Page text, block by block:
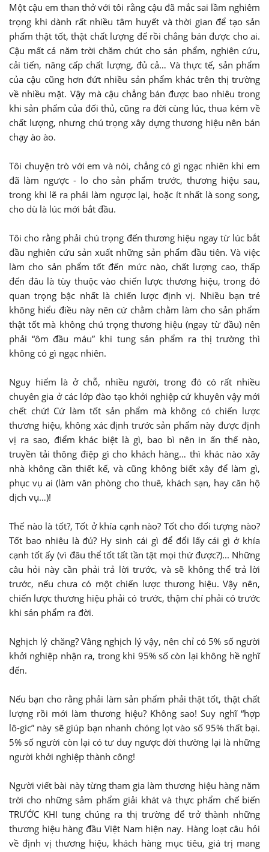
Một cậu em than thở với tôi rằng cậu đã mắc sai lầm nghiêm
trọng khi dành rất nhiều tâm huyết và thời gian để tạo sản
phẩm thật tốt, thật chất lượng để rồi chẳng bán được cho ai.
Cậu mất cả năm trời chăm chút cho sản phẩm, nghiên cứu,
cải tiến, nâng cấp chất lượng, đủ cả… Và thực tế, sản phẩm
của cậu cũng hơn đứt nhiều sản phẩm khác trên thị trường
về nhiều mặt. Vậy mà cậu chẳng bán được bao nhiêu trong
khi sản phẩm của đối thủ, cũng ra đời cùng lúc, thua kém về
chất lượng, nhưng chú trọng xây dựng thương hiệu nên bán
chạy ào ào.
Tôi chuyện trò với em và nói, chẳng có gì ngạc nhiên khi em
đã làm ngược - lo cho sản phẩm trước, thương hiệu sau,
trong khi lẽ ra phải làm ngược lại, hoặc ít nhất là song song,
cho dù là lúc mới bắt đầu.
Tôi cho rằng phải chú trọng đến thương hiệu ngay từ lúc bắt
đầu nghiên cứu sản xuất những sản phẩm đầu tiên. Và việc
làm cho sản phẩm tốt đến mức nào, chất lượng cao, thấp
đến đâu là tùy thuộc vào chiến lược thương hiệu, trong đó
quan trọng bậc nhất là chiến lược định vị. Nhiều bạn trẻ
không hiểu điều này nên cứ chằm chằm làm cho sản phẩm
thật tốt mà không chú trọng thương hiệu (ngay từ đầu) nên
phải “ôm đầu máu” khi tung sản phẩm ra thị trường thì
không có gì ngạc nhiên.
Nguy hiểm là ở chỗ, nhiều người, trong đó có rất nhiều
chuyên gia ở các lớp đào tạo khởi nghiệp cứ khuyên vậy mới
chết chứ! Cứ làm tốt sản phẩm mà không có chiến lược
thương hiệu, không xác định trước sản phẩm này được định
vị ra sao, điểm khác biệt là gì, bao bì nên in ấn thế nào,
truyền tải thông điệp gì cho khách hàng… thì khác nào xây
nhà không cần thiết kế, và cũng không biết xây để làm gì,
phục vụ ai (làm văn phòng cho thuê, khách sạn, hay căn hộ
dịch vụ…)!
Thế nào là tốt?, Tốt ở khía cạnh nào? Tốt cho đối tượng nào?
Tốt bao nhiêu là đủ? Hy sinh cái gì để đổi lấy cái gì ở khía
cạnh tốt ấy (vì đâu thể tốt tất tần tật mọi thứ được?)... Những
câu hỏi này cần phải trả lời trước, và sẽ không thể trả lời
trước, nếu chưa có một chiến lược thương hiệu. Vậy nên,
chiến lược thương hiệu phải có trước, thậm chí phải có trước
khi sản phẩm ra đời.
Nghịch lý chăng? Vâng nghịch lý vậy, nên chỉ có 5% số người
khởi nghiệp nhận ra, trong khi 95% số còn lại không hề nghĩ
đến.
Nếu bạn cho rằng phải làm sản phẩm phải thật tốt, thật chất
lượng rồi mới làm thương hiệu? Không sao! Suy nghĩ “hợp
lô-gic” này sẽ giúp bạn nhanh chóng lọt vào số 95% thất bại.
5% số người còn lại có tư duy ngược đời thường lại là những
người khởi nghiệp thành công!
Người viết bài này từng tham gia làm thương hiệu hàng năm
trời cho những sảm phẩm giải khát và thực phẩm chế biến
TRƯỚC KHI tung chúng ra thị trường để trở thành những
thương hiệu hàng đầu Việt Nam hiện nay. Hàng loạt câu hỏi
về định vị thương hiệu, khách hàng mục tiêu, giá trị mang